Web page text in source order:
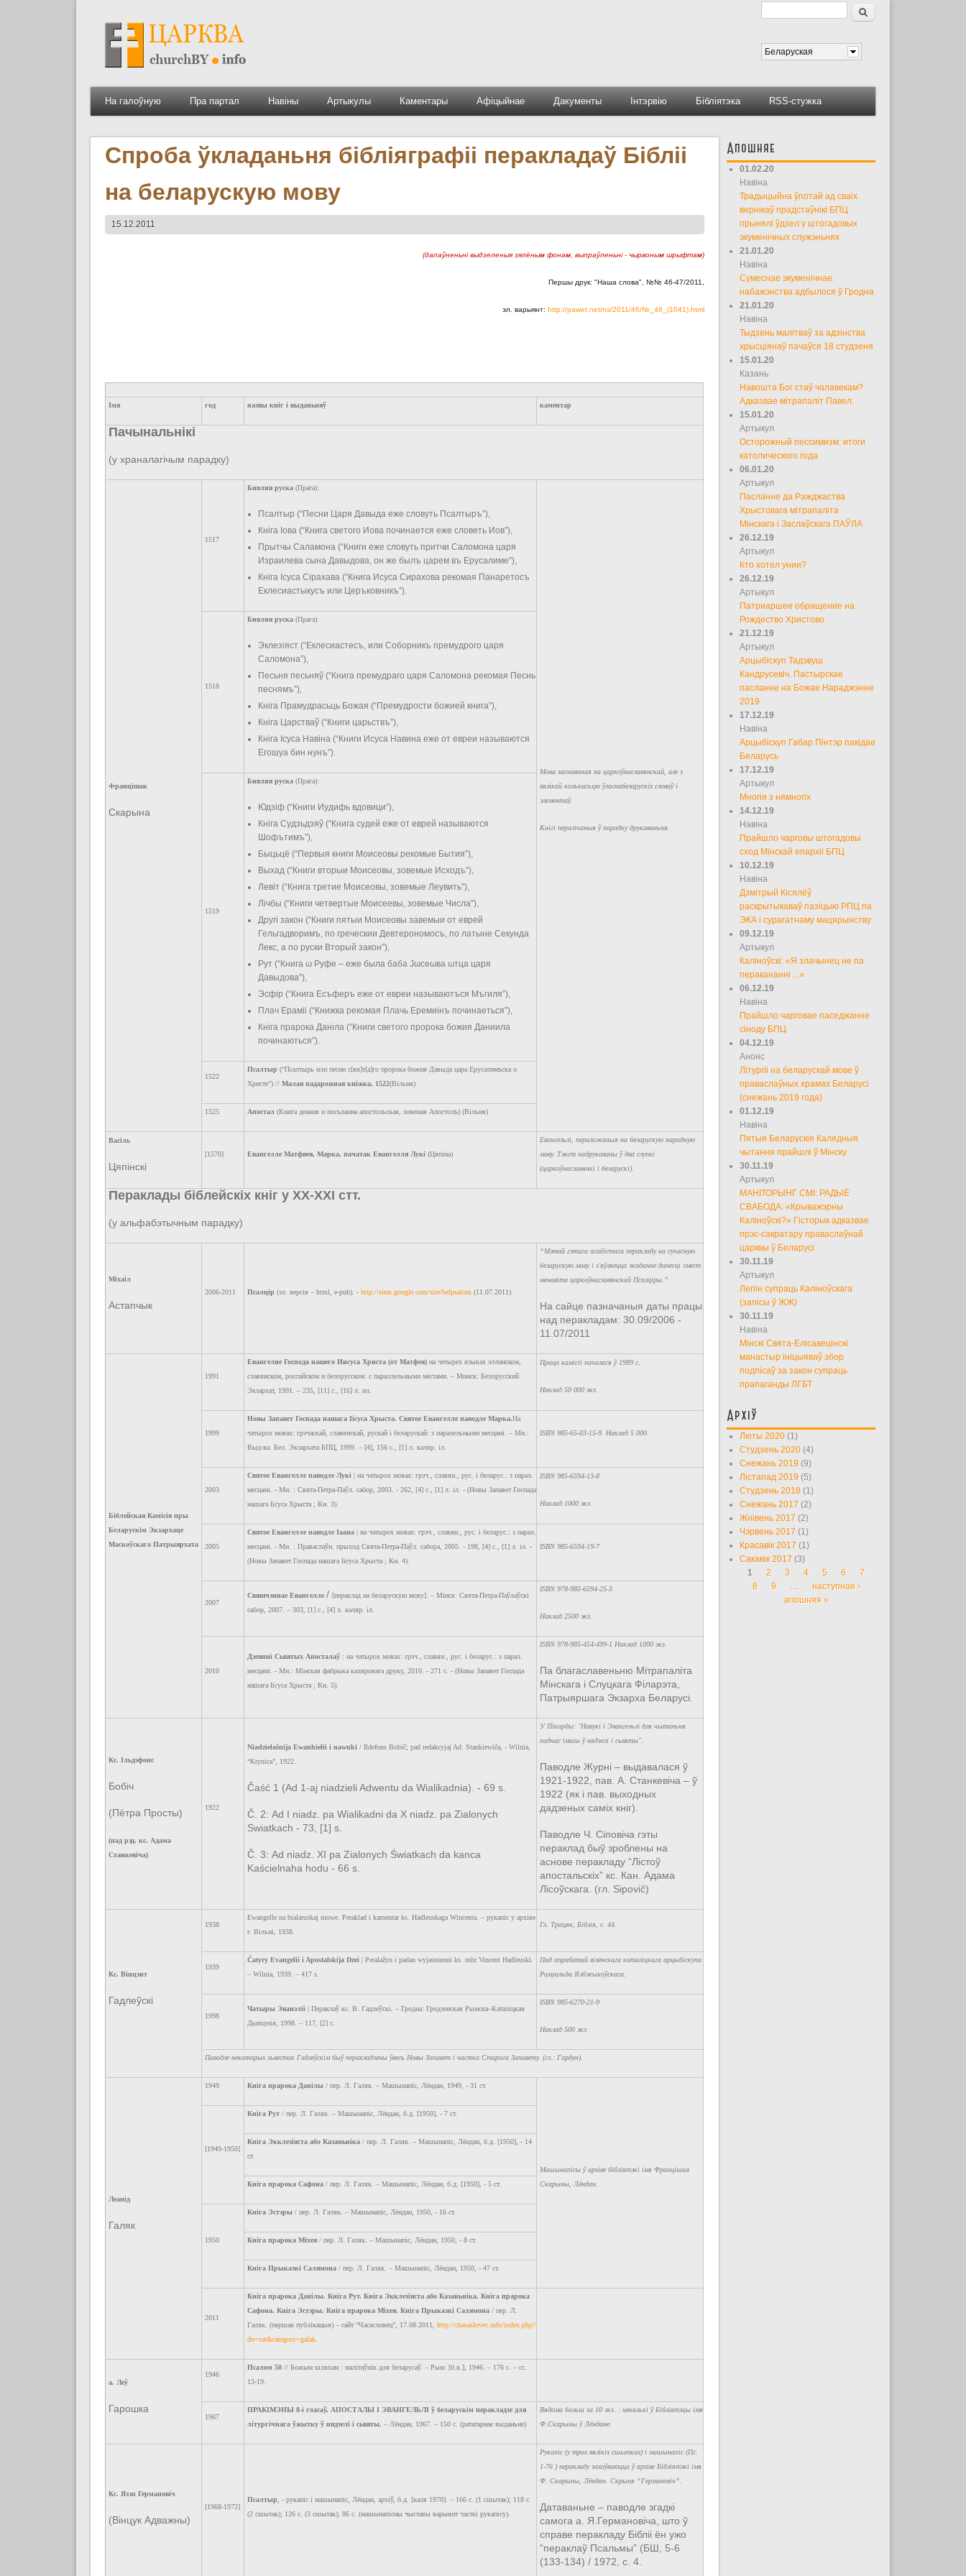
Форма пошуку
Пошук
Беларуская
На галоўную Пра партал Навіны Артыкулы Каментары Афіцыйнае Дакументы Інтэрвію Бібліятэка RSS-стужка
Спроба ўкладаньня бібліяграфіі перакладаў Бібліі
на беларускую мову
15.12.2011
(дапаўненьні выдзеленыя зялёным фонам, выпраўленьні - чырвоным шрыфтам)
Першы друк: "Наша слова", №№ 46-47/2011,
эл. варыянт: http://pawet.net/ns/2011/46/№_46_(1041).html
Імя год назвы кніг і выданьняў каментар
Пачынальнікі
(у храналагічым парадку)
Францішак
Скарына
1517
Бивлия руска(Прага):
Псалтыр (“Песни Царя Давыда еже словуть Псалтыръ”),
Кніга Іова (“Книга светого Иова починается еже словеть Иов”),
Прытчы Саламона (“Книги еже словуть притчи Саломона царя
Израилева сына Давыдова, он же былъ царем въ Ерусалиме”),
Кніга Ісуса Сірахава (“Книга Исуса Сирахова рекомая Панаретосъ
Еклесиастыкусъ или Церъковникъ”).
Мова заснаваная на царкоўнаславянскай, але з
вялікай колькасьцю ўласнабеларускіх словаў і
элементаў.
Кнігі пералічаныя ў парадку друкаваньня.
1518
Бивлия руска(Прага):
Эклезіяст (“Еклесиастесъ, или Соборникъ премудрого царя
Саломона”),
Песьня песьняў (“Книга премудраго царя Саломона рекомая Песнь
песнямъ”),
Кніга Прамудрасьць Божая (“Премудрости божией книга”),
Кніга Царстваў (“Книги царьствъ”),
Кніга Ісуса Навіна (“Книги Исуса Навина еже от евреи называются
Егошуа бин нунъ”).
1519
Бивлия руска(Прага):
Юдзіф (“Книги Иудифь вдовици”),
Кніга Судзьдзяў (“Книга судей еже от еврей называются
Шофътимъ”),
Быцьцё (“Первыя книги Моисеовы рекомые Бытия”),
Выхад (“Книги вторыи Моисеовы, зовемые Исходъ”),
Левіт (“Книга третие Моисеовы, зовемые Леувить”),
Лічбы (“Книги четвертые Моисеевы, зовемые Числа”),
Другі закон (“Книги пятыи Моисеовы завемыи от еврей
Гельгадворимъ, по греческии Девтерономосъ, по латыне Секунда
Лекс, а по руски Вторый закон”),
Рут (“Книга ω Руфе – еже была баба Jωсеωва ωтца царя
Давыдова”),
Эсфір (“Книга Есъферъ еже от евреи называютъся Мъгиля”),
Плач Ераміі (“Книжка рекомая Плачь Еремиінъ починаеться”),
Кніга прарока Даніла (“Книги светого пророка божия Даниила
починаються”).
1522
Псалтыр (“Псалтырь или песни с[вя]т[а]го пророка божия Давыда цара Ерусалимъска о
Христе”) // Малая падарожная кніжка, 1522(Вільня)
1525 Апостал (Книга деания и посъланиа апостольская, зовемая Апостолъ) (Вільня)
Васіль
Цяпінскі
[1570] Евангелле Матфвея, Марка, пачатак Евангелля Лукі (Цяпіна)
Евангельлі, пераложаныя на беларускую народную
мову. Тэкст надрукаваны ў два слупкі
(царкоўнаславянкі і беларускі).
Пераклады біблейскіх кніг у XX-XXI стт.
(у альфабэтычным парадку)
Міхаіл
Астапчык
2006-2011 Псалцір (эл. версія – html, e-pub). - http://sites.google.com/site/belpsalom (11.07.2011)
“Мэтай гэтага асабістага перакладу на сучасную
беларускую мову і з'яўляецца жаданне данесці змест
менавіта царкоўнаславянскай Псалціры.”
На сайце пазначаныя даты працы
над перакладам: 30.09/2006 -
11.07/2011
Біблейская Камісія пры
Беларускім Экзархаце
Маскоўскага Патрыярхата
1991
Евангелие Господа нашего Иисуса Христа (от Матфея)на четырех языках эллинском,
славянском, российском и белорусском: с параллельными местами. – Минск: Белорусский
Экзархат, 1991. – 235, [11] с., [16] л. ил.
Праца камісіі пачалася ў 1989 г.
Наклад 50 000 экз.
1999
Новы Запавет Госпада нашага Іісуса Хрыста. Святое Евангелле паводле Марка.На
чатырох мовах: грэчаскай, славянскай, рускай і беларускай: з паралельными месцамі. – Мн.:
Выд-ва. Бел. Экзархата БПЦ, 1999. – [4], 156 с., [1] л. каляр. iл.
ISBN 985-65-03-15-9. Наклад 5 000.
2003
Святое Евангелле паводле Лукі | на чатырох мовах: грэч., славян., рус. і беларус.: з парал.
месцамі. - Мн. : Свята-Петра-Паўл. сабор, 2003. - 262, [4] с., [1] л. iл. - (Новы Запавет Госпада
нашага Іісуса Хрыста ; Кн. 3).
ISBN 985-6594-13-8
Наклад 1000 экз.
2005
Святое Евангелле паводле Іаана| на чатырох мовах: грэч., славян., рус. і беларус.: з парал.
месцамі. - Мн. : Праваслаўн. прыход Свята-Петра-Паўл. сабора, 2005. - 198, [4] с., [1] л. іл. -
(Новы Запавет Госпада нашага Іісуса Хрыста ; Кн. 4).
ISBN 985-6594-19-7
2007
Свяшчэннае Евангелле / [пераклад на беларускую мову]. – Мінск: Свята-Петра-Паўлаўскі
сабор, 2007. – 303, [1] с., [4] л. каляр. іл.
ISBN 978-985-6594-25-3
Наклад 2500 экз.
2010
Дзеянні Сьвятых Апосталаў: на чатырох мовах: грэч., славян., рус. і беларус.: з парал.
месцамі. - Мн.: Мінская фабрыка каляровага друку, 2010. - 271 с. - (Новы Запавет Госпада
нашага Іісуса Хрыста ; Кн. 5).
ISBN 978-985-454-499-1 Наклад 1000 экз.
Па благаславеньню Мітрапаліта
Мінскага і Слуцкага Філарэта,
Патрыяршага Экзарха Беларусі.
Кс. Ільдэфонс
Бобіч
(Пётра Просты)
(пад рэд. кс. Адама
Станкевіча)
1922
Niadzielašnija Ewanhielii i nawuki / Ildefons Bobič; pad redakcyjaj Ad. Stankiewiča, - Wilnia,
“Krynica”, 1922.
Čaść 1 (Ad 1-aj niadzieli Adwentu da Wialikadnia). - 69 s.
Č. 2: Ad I niadz. pa Wialikadni da X niadz. pa Zialonych
Swiatkach - 73, [1] s.
Č. 3: Ad niadz. XI pa Zialonych Światkach da kanca
Kaścielnaha hodu - 66 s.
У Пікарды: "Навукі і Эвангельлі для чытаньня
падчас імшы ў нядзелі і сьвяты".
Паводле Журні – выдавалася ў
1921-1922, пав. А. Станкевіча – ў
1922 (як і пав. выходных
дадзеных саміх кніг).
Паводле Ч. Сіповіча гэты
пераклад быў зроблены на
аснове перакладу “Лістоў
апостальскіх” кс. Кан. Адама
Лісоўскага. (гл. Sipovič)
Кс. Вінцэнт
Гадлеўскі
1938
Ewangelle na bialaruskaj mowe. Peraklad i kamentar ks. Hadleuskaga Wincenta. – рукапіс у архіве
г. Вільні, 1938.
Гл. Трацяк, Біблія, с. 44.
1939
Čatyry Evangelii i Apostalskija Dzei | Рeralažyu i padau wyjasnienni ks. mhr Vincent Hadleuski.
– Wilnia, 1939. – 417 s.
Пад апрабатай віленскага каталіцкага арцыбіскупа
Рамуальда Ялбжыкоўскага.
1998
Чатыры Эванэліі | Пераклаў кс. В. Гадлеўскі. – Гродна: Гродзенская Рымска–Каталіцкая
Дыяцэзія, 1998. – 117, [2] с.
ISBN 985-6270-21-9
Наклад 500 экз.
Паводле некаторых зьвестак Гадлеўскім быў перакладзены ўвесь Новы Запавет і частка Старога Запавету. (гл.: Гардун).
Леанід
Галяк
1949 Кніга прарока Данілы/ пер. Л. Галяк. – Машынапіс, Лёндан, 1949, - 31 ст.
Машынапісы ў архіве бібліятэкі імя Францішка
Скарыны, Лёндан.
[1949-1950]
Кніга Рут/ пер. Л. Галяк. – Машынапіс, Лёндан, б.д. [1950], - 7 ст.
Кніга Экклезіяста або Казаньніка/ пер. Л. Галяк. – Машынапіс, Лёндан, б.д. [1950], - 14
ст.
Кніга прарока Сафона/ пер. Л. Галяк. – Машынапіс, Лёндан, б.д. [1950], - 5 ст.
1950
Кніга Эстэры/ пер. Л. Галяк. – Машынапіс, Лёндан, 1950, - 16 ст.
Кніга прарока Міхея/ пер. Л. Галяк. – Машынапіс, Лёндан, 1950, - 8 ст.
Кніга Прыказкі Салямона/ пер. Л. Галяк. – Машынапіс, Лёндан, 1950, - 47 ст.
2011
Кніга прарока Данілы. Кніга Рут. Кніга Экклезіяста або Казаньніка. Кніга прарока
Сафона. Кніга Эстэры. Кніга прарока Міхея. Кніга Прыказкі Салямона / пер. Л.
Галяк. (першая публікацыя) – сайт “Часасловец”, 17.08.2011, http://chasaslovec.info/index.php?
do=cat&category=galak.
а. Леў
Гарошка
1946
Псалом 50// Божым шляхам : малітаўнік для беларусаў. – Рым: [б.в.], 1946. – 176 с. – сс.
13-19.
1967
ПРАКІМЭНЫ 8-і гласаў, АПОСТАЛЫ І ЭВАНГЕЛЬЛІ ў беларускім перакладзе для
літургічнага ўжытку ў нядзелі і сьвяты. – Лёндан, 1967. – 150 с. (рататарнае выданьне)
Вядома больш за 10 экз. : некалькі ў Бібліятэцы імя
Ф.Скарыны ў Лёндане.
Кс. Язэп Германовіч
(Вінцук Адважны)
[1968-1972]
Псалтыр , - рукапіс і машынапіс, Лёндан, архіў, б.д. [каля 1970]. – 166 с. (1 сшытак); 118 с.
(2 сшытак); 126 с. (3 сшытак); 86 с. (машынапісны чыставы варыянт часткі рукапісу).
Рукапіс (у трох вялікіх сшытках) і машынапіс (Пс.
1-76 ) перакладу захоўваюцца ў архіве Бібліятэкі імя
Ф. Скарыны, Лёндан. Скрыня “Германовіч”.
Датаваньне – паводле згадкі
самога а. Я.Германовіча, што ў
справе перакладу Бібліі ён ужо
“пераклаў Псальмы” (БШ, 5-6
(133-134) / 1972, с. 4.
Апошняе
01.02.20
Навіна
Традыцыйна ўпотай ад сваіх
вернікаў прадстаўнікі БПЦ
прынялі ўдзел у штогадовых
экуменічных служэньнях
21.01.20
Навіна
Сумеснае экуменічнае
набажэнства адбылося ў Гродна
21.01.20
Навіна
Тыдзень малітваў за адзінства
хрысціянаў пачаўся 18 студзеня
15.01.20
Казань
Навошта Бог стаў чалавекам?
Адказвае мітрапаліт Павел.
15.01.20
Артыкул
Осторожный пессимизм: итоги
католического года
06.01.20
Артыкул
Пасланне да Ражджаства
Хрыстовага мітрапаліта
Мінскага і Заслаўскага ПАЎЛА
26.12.19
Артыкул
Кто хотел унии?
26.12.19
Артыкул
Патриаршее обращение на
Рождество Христово
21.12.19
Артыкул
Арцыбіскуп Тадэвуш
Кандрусевіч. Пастырскае
пасланне на Божае Нараджэнне
2019
17.12.19
Навіна
Арцыбіскуп Габар Пінтэр пакідае
Беларусь
17.12.19
Артыкул
Многія з нямногіх
14.12.19
Навіна
Прайшло чарговы штогадовы
сход Мінскай епархіі БПЦ
10.12.19
Навіна
Дзмітрый Кісялёў
раскрытыкаваў пазіцыю РПЦ па
ЭКА і сурагатнаму мацярынству
09.12.19
Артыкул
Каліноўскі: «Я злачынец не па
перакананні ...»
06.12.19
Навіна
Прайшло чарговае паседжанне
сіноду БПЦ
04.12.19
Анонс
Літургіі на беларускай мове ў
праваслаўных храмах Беларусі
(снежань 2019 года)
01.12.19
Навіна
Пятыя Беларускія Калядныя
чытання прайшлі ў Мінску
30.11.19
Артыкул
МАНІТОРЫНГ СМІ: РАДЫЁ
СВАБОДА: «Крыважэрны
Каліноўскі?» Гісторык адказвае
прэс-сакратару праваслаўнай
царквы ў Беларусі
30.11.19
Артыкул
Лепін супраць Каліноўскага
(запісы ў ЖЖ)
30.11.19
Навіна
Мінскі Свята-Елісавецінскі
манастыр ініцыяваў збор
подпісаў за закон супраць
прапаганды ЛГБТ
Архіў
Люты 2020 (1)
Студзень 2020 (4)
Снежань 2019 (9)
Лістапад 2019 (5)
Студзень 2018 (1)
Снежань 2017 (2)
Жнівень 2017 (2)
Чэрвень 2017 (1)
Красавік 2017 (1)
Сакавік 2017 (3)
Старонкі
1 2 3 4 5 6
7
8
9 …
наступная ›
апошняя »